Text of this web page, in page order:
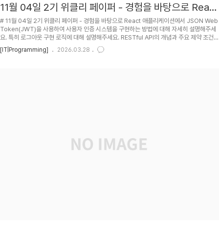
11월 04일 2기 위클리 페이퍼 - 경험을 바탕으로 React
애플리케이션에서 JSON Web Token(JWT)을 사용하
여 사용자 인증 시스템을 구현하는 방법에 대해 자세히
설명해주세요. 특히 로그아웃 구현 로직에 대해 설명해
주세요. RESTful API의 개념과 주요 제약 조건을 설명
# 11월 04일 2기 위클리 페이퍼 - 경험을 바탕으로 React 애플리케이션에서 JSON Web
Token(JWT)을 사용하여 사용자 인증 시스템을 구현하는 방법에 대해 자세히 설명해주세
요. 특히 로그아웃 구현 로직에 대해 설명해주세요. RESTful API의 개념과 주요 제약 조건을
설명하세요.## PH2024-11-05## TOC## React 애플리케이션에서 JSON Web
Token(JWT)을 사용하여 사용자 인증 시스템을 구현하는 방법에 대해 자세히 설명###
[IT|Programming] 2026.03.28